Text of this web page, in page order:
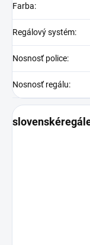
Farba:
Regálový systém:
Nosnosť police:
Nosnosť regálu: